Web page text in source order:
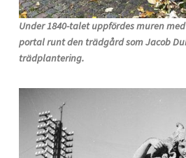
Under 1840-talet uppfördes muren
portal runt den trädgård som Jacob
trädplantering.